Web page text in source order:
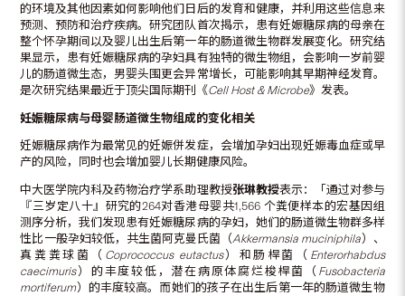
的环境及其他因素如何影响他们日后的发育和健康，并利用这些信息来
预测、预防和治疗疾病。研究团队首次揭示，患有妊娠糖尿病的母亲在
整个怀孕期间以及婴儿出生后第一年的肠道微生物群发展变化。研究结
果显示，患有妊娠糖尿病的孕妇具有独特的微生物组，会影响一岁前婴
儿的肠道微生态，男婴头围更会异常增长，可能影响其早期神经发育。
是次研究结果最近于顶尖国际期刊《Cell Host & Microbe》发表。
妊娠糖尿病与母婴肠道微生物组成的变化相关
妊娠糖尿病作为最常见的妊娠併发症，会增加孕妇出现妊娠毒血症或早
产的风险，同时也会增加婴儿长期健康风险。
中大医学院内科及药物治疗学系助理教授张琳教授表示：「通过对参与
『三岁定八十』研究的264对香港母婴共1,566 个粪便样本的宏基因组
测序分析，我们发现患有妊娠糖尿病的孕妇，她们的肠道微生物群多样
性比一般孕妇较低，共生菌阿克曼氏菌（Akkermansia muciniphila）、
真粪粪球菌（ Coprococcus eutactus）和肠桿菌（ Enterorhabdus
caecimuris）的丰度较低，潜在病原体腐烂梭桿菌（ Fusobacteria
mortiferum）的丰度较高。而她们的孩子在出生后第一年的肠道微生物